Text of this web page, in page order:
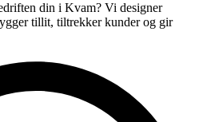
din i Kvam? Vi designer
tillit, tiltrekker kunder og gir